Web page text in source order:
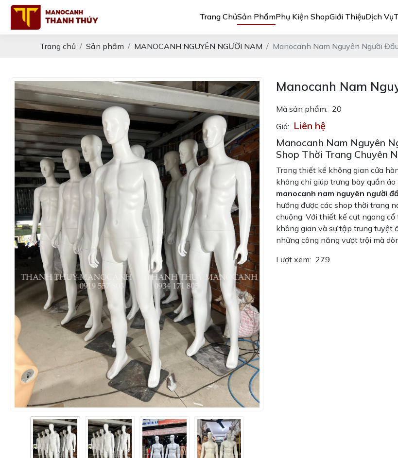
Trang ChủSản PhẩmPhụ Kiện ShopGiới ThiệuDịch Vụ
Trang chủ Sản phẩm MANOCANH NGUYÊN NGƯỜI NAM Manocanh Nam Nguyên Người
Manocanh Nam
Mã sản phẩm: 20
Giá: Liên hệ
Manocanh Nam Nguyên
Shop Thời Trang Chuyên
Trong thiết kế không gian cửa
không chỉ giúp trưng bày quần
manocanh nam nguyên người
hướng được các shop thời trang
chuộng. Với thiết kế cụt ngang
không gian và sự tập trung tuyệt
những công năng vượt trội mà
Lượt xem: 279